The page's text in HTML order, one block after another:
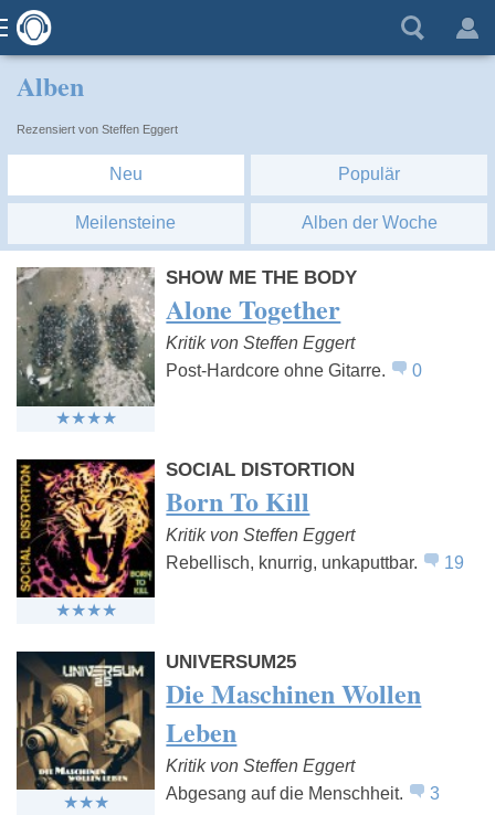
Alben
Rezensiert von Steffen Eggert
Neu Populär
Meilensteine Alben der Woche
SHOW ME THE BODY
Alone Together
Kritik von Steffen Eggert
Post-Hardcore ohne Gitarre.
0
SOCIAL DISTORTION
Born To Kill
Kritik von Steffen Eggert
Rebellisch, knurrig, unkaputtbar.
19
UNIVERSUM25
Die Maschinen Wollen
Leben
Kritik von Steffen Eggert
Abgesang auf die Menschheit.
3